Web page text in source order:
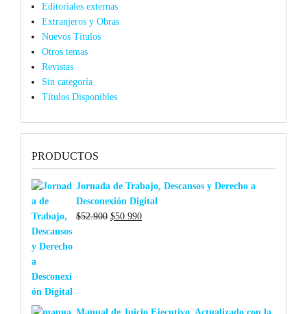
Editoriales externas
Extranjeros y Obras
Nuevos Títulos
Otros temas
Revistas
Sin categoría
Títulos Disponibles
PRODUCTOS
Jornada de Trabajo, Descansos y Derecho a
Desconexión Digital
$52.900 El
$50.990El